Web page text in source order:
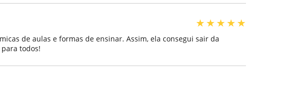
★★★★★
de aulas e formas de ensinar. Assim, ela consegui sair da
todos!